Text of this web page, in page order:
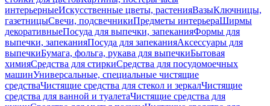
интерьерныеИскусственные цветы, растенияВазыКлючницы,
газетницыСвечи, подсвечникиПредметы интерьераШирмы
декоративныеПосуда для выпечки, запеканияФормы для
выпечки, запеканияПосуда для запеканияАксессуары для
выпечкиБумага, фольга, рукава для выпечкиБытовая
химияСредства для стиркиСредства для посудомоечных
машинУниверсальные, специальные чистящие
средстваЧистящие средства для стекол и зеркалЧистящие
средства для ванной и туалетаЧистящие средства для